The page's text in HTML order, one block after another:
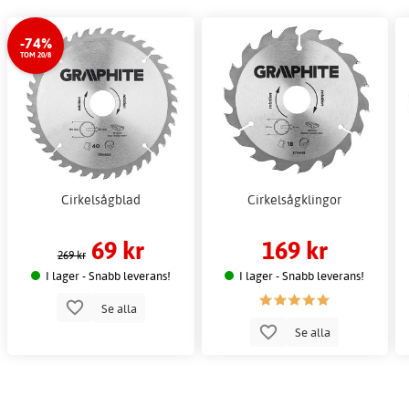
-74%
TOM 20/8
Cirkelsågblad
269 kr 69 kr
I lager - Snabb leverans!
Se alla
Cirkelsågklingor
169 kr
I lager - Snabb leverans!
Se alla